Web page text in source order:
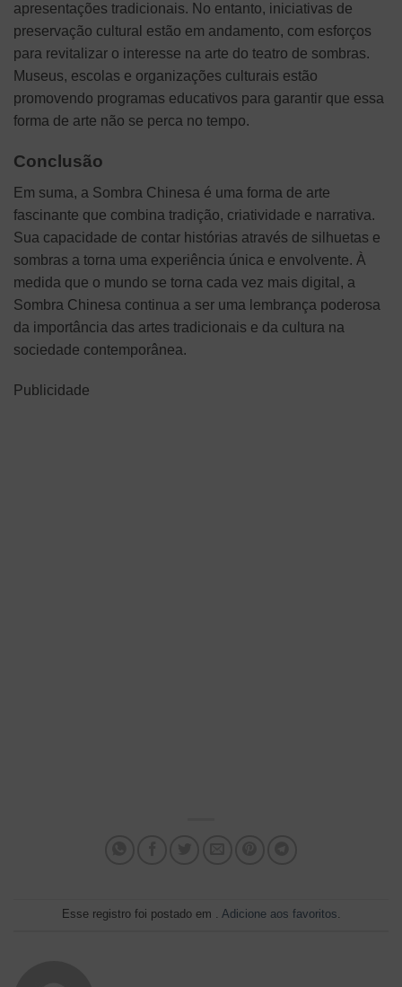
apresentações tradicionais. No entanto, iniciativas de
preservação cultural estão em andamento, com esforços
para revitalizar o interesse na arte do teatro de sombras.
Museus, escolas e organizações culturais estão
promovendo programas educativos para garantir que essa
forma de arte não se perca no tempo.
Conclusão
Em suma, a Sombra Chinesa é uma forma de arte
fascinante que combina tradição, criatividade e narrativa.
Sua capacidade de contar histórias através de silhuetas e
sombras a torna uma experiência única e envolvente. À
medida que o mundo se torna cada vez mais digital, a
Sombra Chinesa continua a ser uma lembrança poderosa
da importância das artes tradicionais e da cultura na
sociedade contemporânea.
Publicidade
Esse registro foi postado em . Adicione aos favoritos